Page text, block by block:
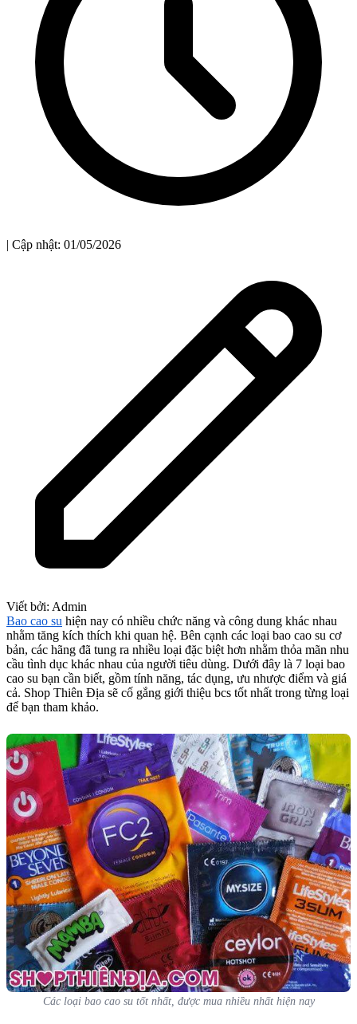
| Cập nhật: 01/05/2026
Viết bởi: Admin
Bao cao su hiện nay có nhiều chức năng và công dung khác nhau
nhằm tăng kích thích khi quan hệ. Bên cạnh các loại bao cao su cơ
bản, các hãng đã tung ra nhiều loại đặc biệt hơn nhằm thỏa mãn nhu
cầu tình dục khác nhau của người tiêu dùng. Dưới đây là 7 loại bao
cao su bạn cần biết, gồm tính năng, tác dụng, ưu nhược điểm và giá
cả. Shop Thiên Địa sẽ cố gắng giới thiệu bcs tốt nhất trong từng loại
để bạn tham khảo.
Các loại bao cao su tốt nhất, được mua nhiều nhất hiện nay